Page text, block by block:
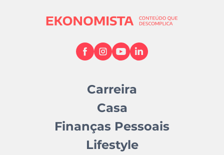
Carreira
Casa
Finanças Pessoais
Lifestyle